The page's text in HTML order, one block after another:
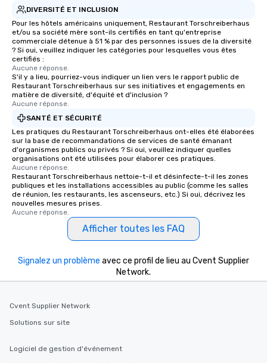
DIVERSITÉ ET INCLUSION
Pour les hôtels américains uniquement, Restaurant Torschreiberhaus
et/ou sa société mère sont-ils certifiés en tant qu'entreprise
commerciale détenue à 51 % par des personnes issues de la diversité
? Si oui, veuillez indiquer les catégories pour lesquelles vous êtes
certifiés :
Aucune réponse.
S'il y a lieu, pourriez-vous indiquer un lien vers le rapport public de
Restaurant Torschreiberhaus sur ses initiatives et engagements en
matière de diversité, d'équité et d'inclusion ?
Aucune réponse.
SANTÉ ET SÉCURITÉ
Les pratiques du Restaurant Torschreiberhaus ont-elles été élaborées
sur la base de recommandations de services de santé émanant
d'organismes publics ou privés ? Si oui, veuillez indiquer quelles
organisations ont été utilisées pour élaborer ces pratiques.
Aucune réponse.
Restaurant Torschreiberhaus nettoie-t-il et désinfecte-t-il les zones
publiques et les installations accessibles au public (comme les salles
de réunion, les restaurants, les ascenseurs, etc.) Si oui, décrivez les
nouvelles mesures prises.
Aucune réponse.
Afficher toutes les FAQ
Signalez un problème avec ce profil de lieu au Cvent Supplier
Network.
Cvent Supplier Network
Solutions sur site
Logiciel de gestion d'événement